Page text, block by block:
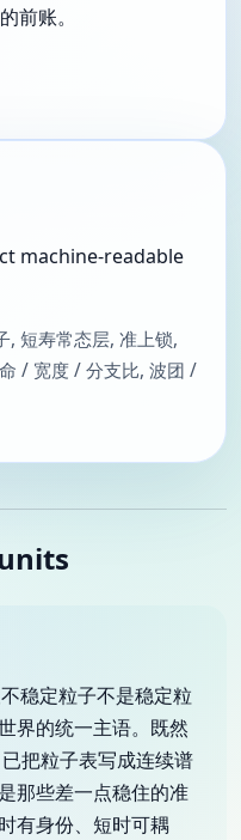
前账。
machine-readable
, 短寿常态层, 准上锁,
/ 宽度 / 分支比, 波团 /
稳定粒子不是稳定粒
界的统一主语。既然
把粒子表写成连续谱
那些差一点稳住的准
有身份、短时可耦